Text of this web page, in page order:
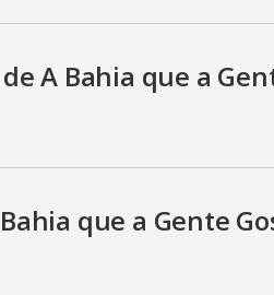
A Bahia que a
que a Gente